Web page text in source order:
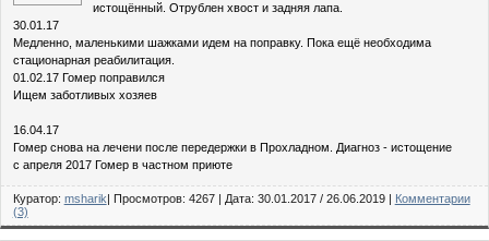
истощённый. Отрублен хвост и задняя лапа.
30.01.17
Медленно, маленькими шажками идем на поправку. Пока ещё необходима
стационарная реабилитация.
01.02.17 Гомер поправился
Ищем заботливых хозяев
16.04.17
Гомер снова на лечени после передержки в Прохладном. Диагноз - истощение
с апреля 2017 Гомер в частном приюте
Куратор: msharik | Просмотров: 4267 | Дата: 30.01.2017 / 26.06.2019|
Комментарии
(3)